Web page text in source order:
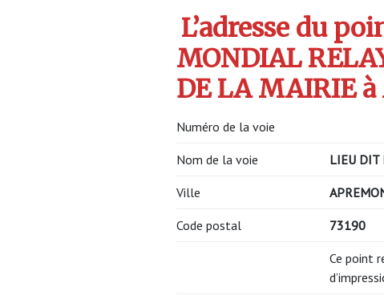
L’adresse du
MONDIAL
DE LA MAIRIE
Numéro de la voie
Nom de la voie LIEU DIT
Ville
Code postal 73190
Ce point